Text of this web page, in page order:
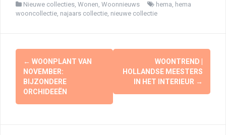
Nieuwe collecties, Wonen, Woonnieuws hema, hema
wooncollectie, najaars collectie, nieuwe collectie
Berichtnavigatie
← WOONPLANT VAN
NOVEMBER:
BIJZONDERE
ORCHIDEEËN
WOONTREND |
HOLLANDSE MEESTERS
IN HET INTERIEUR →